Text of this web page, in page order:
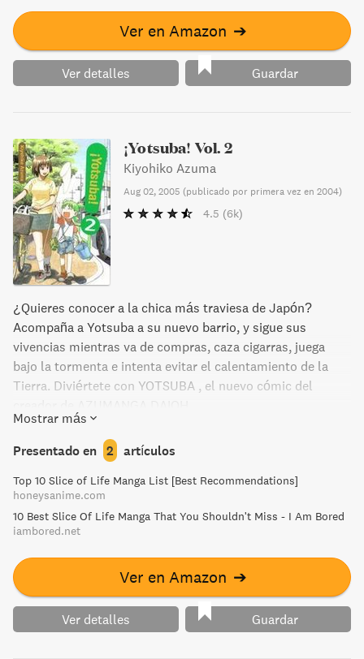
Ver en Amazon ➔
Ver detalles Guardar
¡Yotsuba! Vol. 2
Kiyohiko Azuma
Aug 02, 2005 (publicado por primera vez en 2004)
4.5 (6k)
¿Quieres conocer a la chica más traviesa de Japón?
Acompaña a Yotsuba a su nuevo barrio, y sigue sus
vivencias mientras va de compras, caza cigarras, juega
bajo la tormenta e intenta evitar el calentamiento de la
Tierra. Diviértete con YOTSUBA , el nuevo cómic del
Mostrar más
Presentado en 2 artículos
Top 10 Slice of Life Manga List [Best Recommendations]
honeysanime.com
10 Best Slice Of Life Manga That You Shouldn't Miss - I Am Bored
iambored.net
Ver en Amazon ➔
Ver detalles Guardar